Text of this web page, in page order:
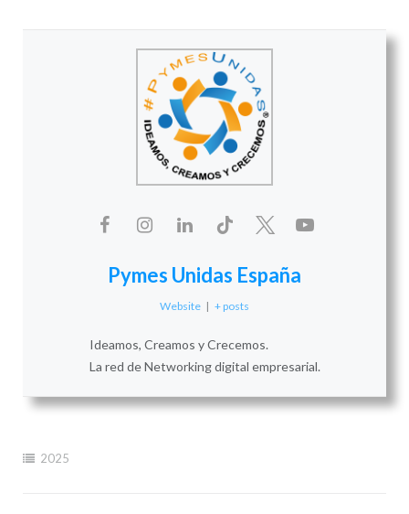
Pymes Unidas España
Website | + posts
Ideamos, Creamos y Crecemos.
La red de Networking digital empresarial.
2025